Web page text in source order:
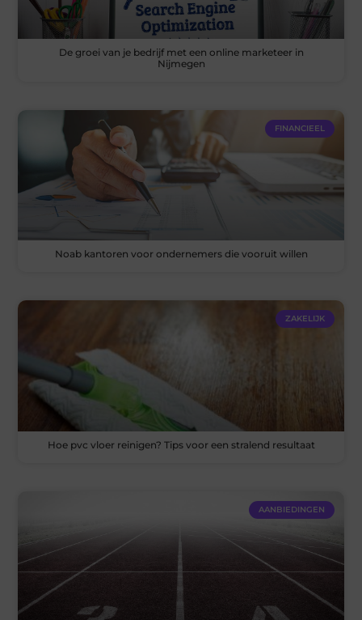
De groei van je bedrijf met een online marketeer in
Nijmegen
FINANCIEEL
Noab kantoren voor ondernemers die vooruit willen
ZAKELIJK
Hoe pvc vloer reinigen? Tips voor een stralend resultaat
AANBIEDINGEN